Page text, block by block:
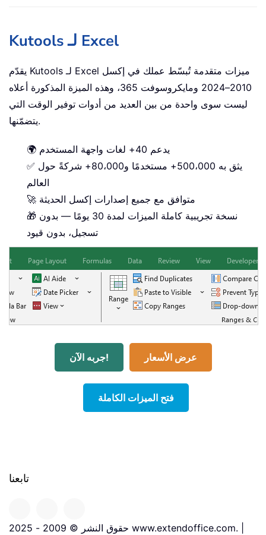
Kutools لـ Excel
يقدّم Kutools لـ Excel ميزات متقدمة تُبسّط عملك في إكسل
2010–2024 ومايكروسوفت 365، وهذه الميزة المذكورة أعلاه
ليست سوى واحدة من بين العديد من أدوات توفير الوقت التي
يتضمّنها.
🌍 يدعم 40+ لغات واجهة المستخدم
✅ يثق به 500،000+ مستخدمًا و80،000+ شركةً حول
العالم
🚀 متوافق مع جميع إصدارات إكسل الحديثة
🎁 نسخة تجريبية كاملة الميزات لمدة 30 يومًا — بدون
تسجيل، بدون قيود
جربه الآن! عرض الأسعار
فتح الميزات الكاملة
تابعنا
حقوق النشر © 2009 - 2025 www.extendoffice.com. |